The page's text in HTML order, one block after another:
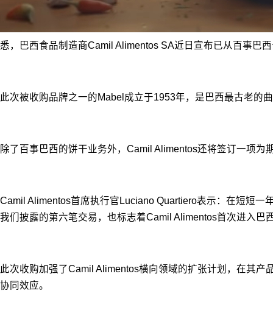
悉，巴西食品制造商Camil Alimentos SA近日宣布已从百事巴
此次被收购品牌之一的Mabel成立于1953年，是巴西最古老的
除了百事巴西的饼干业务外，Camil Alimentos还将签订一项
Camil Alimentos首席执行官Luciano Quartiero表示：在短短
我们披露的第六笔交易，也标志着Camil Alimentos首次进入
此次收购加强了Camil Alimentos横向领域的扩张计划，在其
协同效应。